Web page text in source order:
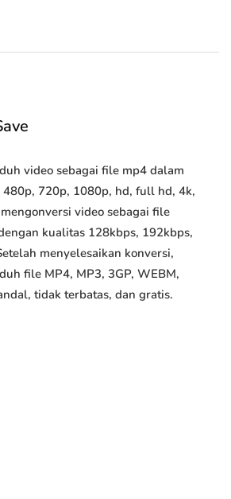
video sebagai file mp4 dalam
720p, 1080p, hd, full hd, 4k,
video sebagai file
kualitas 128kbps, 192kbps,
menyelesaikan konversi,
file MP4, MP3, 3GP, WEBM,
tidak terbatas, dan gratis.